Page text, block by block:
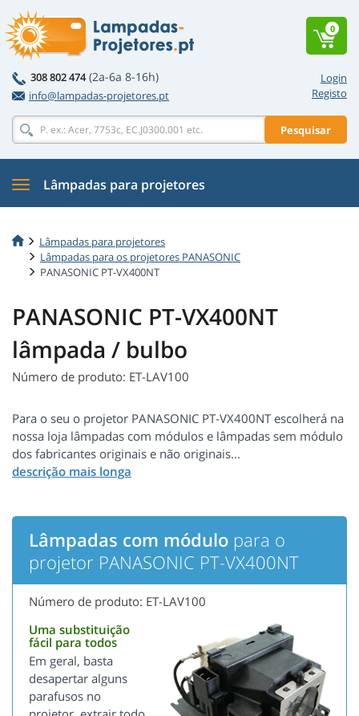
Login
Registo
308 802 474 (2a-6a 8-16h)
info@lampadas-projetores.pt
Pesquisar
0
Lâmpadas para projetores
Lâmpadas para projetores
Lâmpadas para os projetores PANASONIC
PANASONIC PT-VX400NT
PANASONIC PT-VX400NT
lâmpada / bulbo
Número de produto: ET-LAV100
Para o seu o projetor PANASONIC PT-VX400NT escolherá na
nossa loja lâmpadas com módulos e lâmpadas sem módulo
dos fabricantes originais e não originais...
Lâmpadas com módulo para o
projetor PANASONIC PT-VX400NT
Número de produto: ET-LAV100
Uma substituição
fácil para todos
Em geral, basta
desapertar alguns
parafusos no